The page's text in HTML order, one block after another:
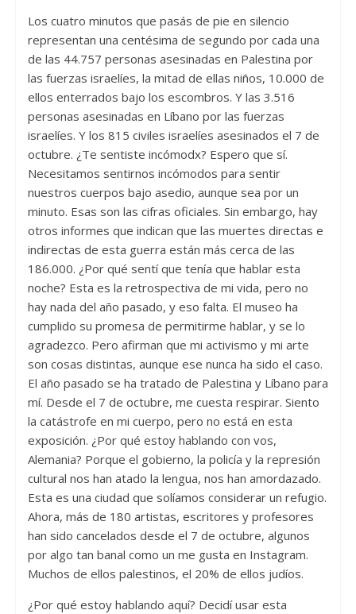
Los cuatro minutos que pasás de pie en silencio
representan una centésima de segundo por cada una
de las 44.757 personas asesinadas en Palestina por
las fuerzas israelíes, la mitad de ellas niños, 10.000 de
ellos enterrados bajo los escombros. Y las 3.516
personas asesinadas en Líbano por las fuerzas
israelíes. Y los 815 civiles israelíes asesinados el 7 de
octubre. ¿Te sentiste incómodx? Espero que sí.
Necesitamos sentirnos incómodos para sentir
nuestros cuerpos bajo asedio, aunque sea por un
minuto. Esas son las cifras oficiales. Sin embargo, hay
otros informes que indican que las muertes directas e
indirectas de esta guerra están más cerca de las
186.000. ¿Por qué sentí que tenía que hablar esta
noche? Esta es la retrospectiva de mi vida, pero no
hay nada del año pasado, y eso falta. El museo ha
cumplido su promesa de permitirme hablar, y se lo
agradezco. Pero afirman que mi activismo y mi arte
son cosas distintas, aunque ese nunca ha sido el caso.
El año pasado se ha tratado de Palestina y Líbano para
mí. Desde el 7 de octubre, me cuesta respirar. Siento
la catástrofe en mi cuerpo, pero no está en esta
exposición. ¿Por qué estoy hablando con vos,
Alemania? Porque el gobierno, la policía y la represión
cultural nos han atado la lengua, nos han amordazado.
Esta es una ciudad que solíamos considerar un refugio.
Ahora, más de 180 artistas, escritores y profesores
han sido cancelados desde el 7 de octubre, algunos
por algo tan banal como un me gusta en Instagram.
Muchos de ellos palestinos, el 20% de ellos judíos.
¿Por qué estoy hablando aquí? Decidí usar esta